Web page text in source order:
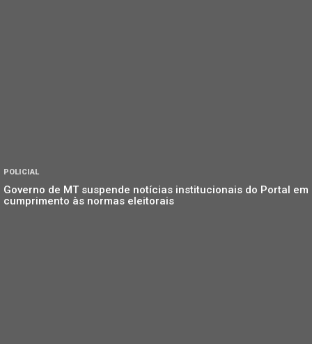
POLICIAL
Governo de MT suspende notícias institucionais do Portal em
cumprimento às normas eleitorais